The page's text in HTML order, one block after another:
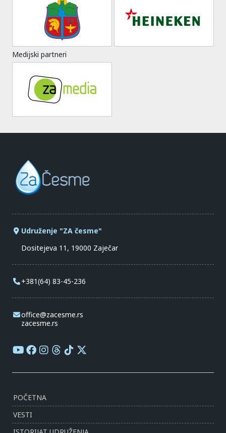
Medijski partneri
Udruženje "ZA česme"
Dositejeva 11, 19000 Zaječar
+381(64) 83-45-236
office@zacesme.rs
zacesme.rs
POČETNA
VESTI